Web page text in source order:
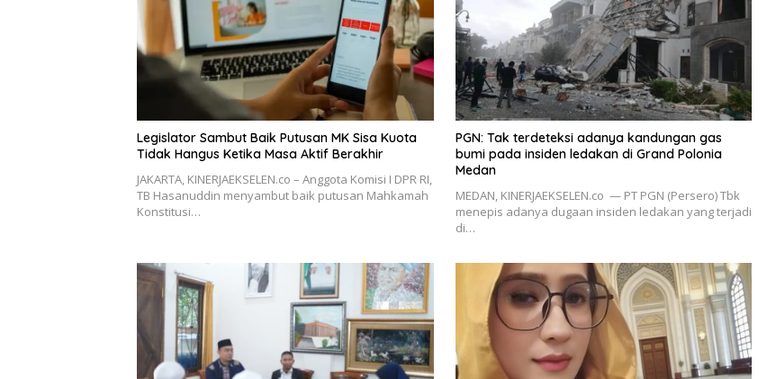
Legislator Sambut Baik Putusan MK Sisa Kuota
Tidak Hangus Ketika Masa Aktif Berakhir
JAKARTA, KINERJAEKSELEN.co – Anggota Komisi I DPR RI,
TB Hasanuddin menyambut baik putusan Mahkamah
Konstitusi…
PGN: Tak terdeteksi adanya kandungan gas
bumi pada insiden ledakan di Grand Polonia
Medan
MEDAN, KINERJAEKSELEN.co — PT PGN (Persero) Tbk
menepis adanya dugaan insiden ledakan yang terjadi
di…